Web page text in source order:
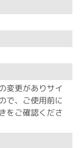
変更がありサイ
で、ご使用前に
をご確認くださ